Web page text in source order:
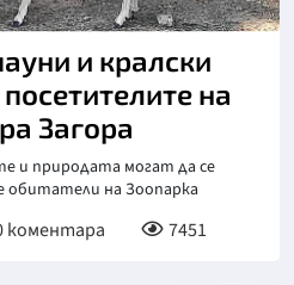
и кралски
на
Загора
и природата могат да се
обитатели на Зоопарка
коментара 7451